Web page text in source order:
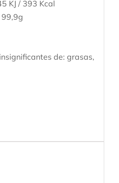
KJ / 393 Kcal
99,9g
de: grasas,